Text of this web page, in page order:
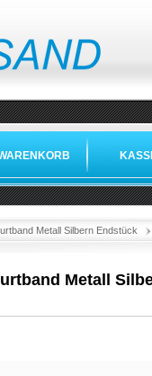
Metall Silbern Endstück
Metall